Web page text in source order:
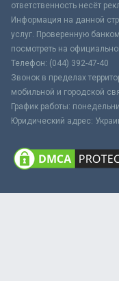
ответственность несёт
Информация на данной
услуг. Проверенную
посмотреть на
Телефон: (044) 392-47-40
Звонок в пределах
мобильной и городской
График работы:
Юридический адрес: